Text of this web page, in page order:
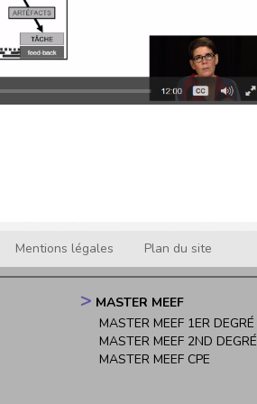
Mentions légales Plan du site
MASTER MEEF
MASTER MEEF 1ER DEGRÉ
MASTER MEEF 2ND DEGRÉ
MASTER MEEF CPE